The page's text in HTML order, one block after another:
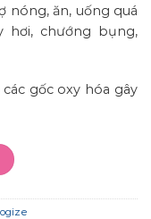
nóng, ăn, uống quá
hơi, chướng bụng,
gốc oxy hóa gây